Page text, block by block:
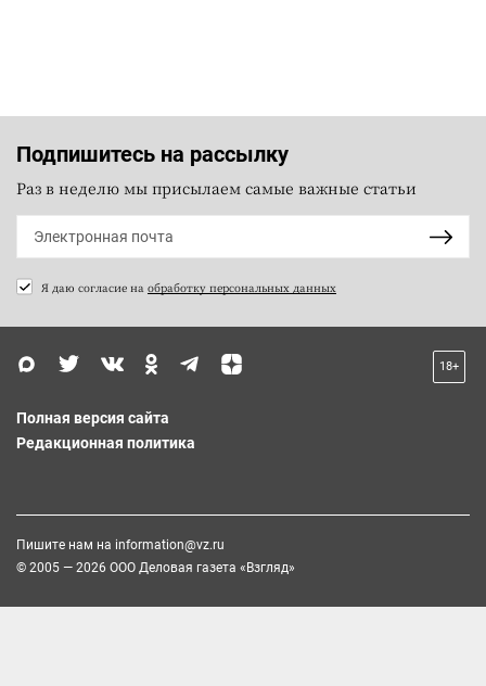
Подпишитесь на рассылку
Раз в неделю мы присылаем самые важные статьи
Я даю согласие на обработку персональных данных
18+
Полная версия сайта
Редакционная политика
Пишите нам на information@vz.ru
© 2005 — 2026 ООО Деловая газета «Взгляд»